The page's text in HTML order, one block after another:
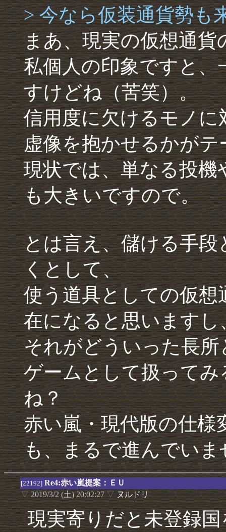
> 今なら仮装通貨勢も
まあ、現実の仮想通貨
私個人の印象ですと
すけどね（苦笑）。
信用度に欠けるモノ
虚像を抱かせるかがテ
現状では、単なる投
も大きいですので。
とは言え、儲ける手
くとして、
使う道具としての仮想
在になると思いますし
それがどういった長
ゲームとして扱って
ね？
赤い嵐・現代版の仕様
も、まるで進んでいま
[22192] Re4:赤い嵐提案：ＥＵ
▽ 2019/3/2 (土) 20:02:27 ▽ ヌルドリ
現実寄りだと未登録